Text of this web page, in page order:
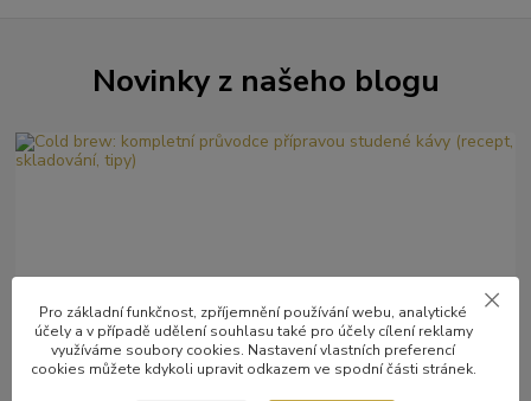
Novinky z našeho blogu
17. 07 .2026 kávové nápoje
Cold brew: kompletní průvodce přípravou studené kávy
Pro základní funkčnost, zpříjemnění používání webu, analytické
účely a v případě udělení souhlasu také pro účely cílení reklamy
využíváme soubory cookies. Nastavení vlastních preferencí
cookies můžete kdykoli upravit odkazem ve spodní části stránek.